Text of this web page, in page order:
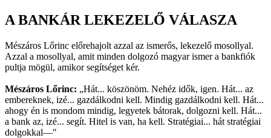
A BANKÁR LEKEZELŐ VÁLASZA
Mészáros Lőrinc előrehajolt azzal az ismerős, lekezelő mosollyal.
Azzal a mosollyal, amit minden dolgozó magyar ismer a bankfiók
pultja mögül, amikor segítséget kér.
Mészáros Lőrinc: „Hát... köszönöm. Nehéz idők, igen. Hát... az
embereknek, izé... gazdálkodni kell. Mindig gazdálkodni kell. Hát...
ahogy én is mondom mindig, legyetek bátorak, dolgozni kell. Hát...
a bank az, izé... segít. Hitel is van, ha kell. Stratégiai... hát stratégiai
dolgokkal—"